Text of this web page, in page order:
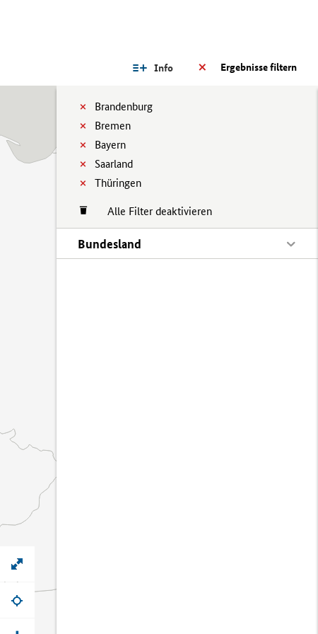
Ergebnisse filtern
Info
Brandenburg
Bremen
Bayern
Saarland
Thüringen
Alle Filter deaktivieren
Bundesland